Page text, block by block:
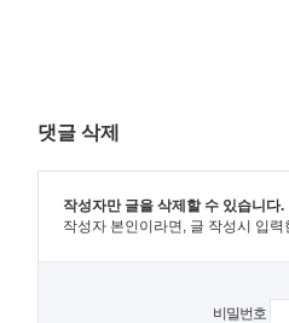
댓글 삭제
작성자만 글을 삭제할 수 있습니다.
작성자 본인이라면, 글 작성시 입
비밀번호